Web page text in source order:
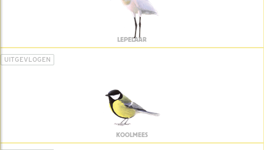
LEPELAAR
UITGEVLOGEN
KOOLMEES